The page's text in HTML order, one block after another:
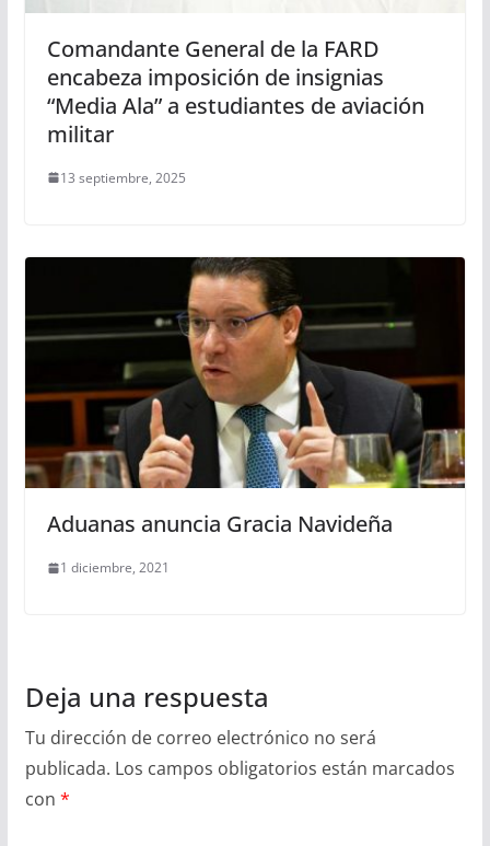
Comandante General de la FARD
encabeza imposición de insignias
“Media Ala” a estudiantes de aviación
militar
13 septiembre, 2025
Aduanas anuncia Gracia Navideña
1 diciembre, 2021
Deja una respuesta
Tu dirección de correo electrónico no será
publicada. Los campos obligatorios están marcados
con *